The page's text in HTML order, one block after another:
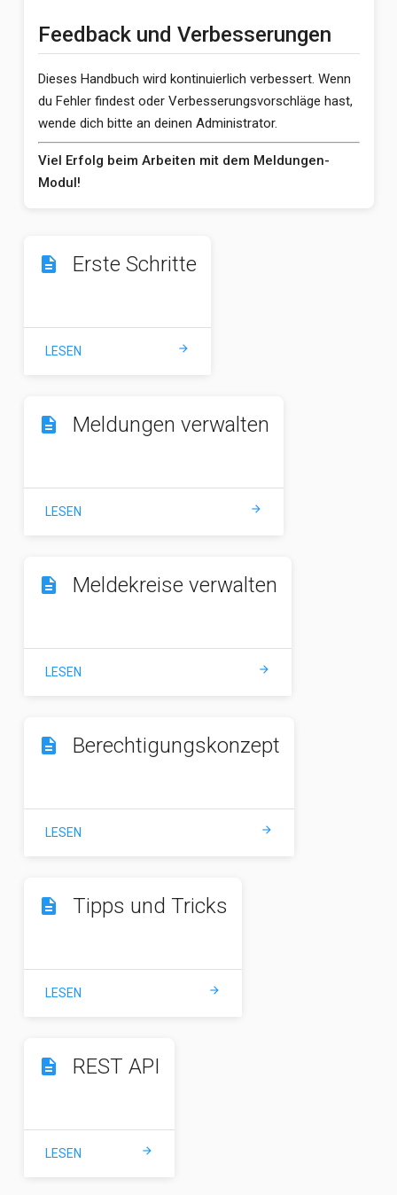
Feedback und Verbesserungen
Dieses Handbuch wird kontinuierlich verbessert. Wenn
du Fehler findest oder Verbesserungsvorschläge hast,
wende dich bitte an deinen Administrator.
Viel Erfolg beim Arbeiten mit dem Meldungen-
Modul!
description Erste Schritte
LESEN arrow_forward
description Meldungen verwalten
LESEN arrow_forward
description Meldekreise verwalten
LESEN arrow_forward
description Berechtigungskonzept
LESEN arrow_forward
description Tipps und Tricks
LESEN arrow_forward
description REST API
LESEN arrow_forward